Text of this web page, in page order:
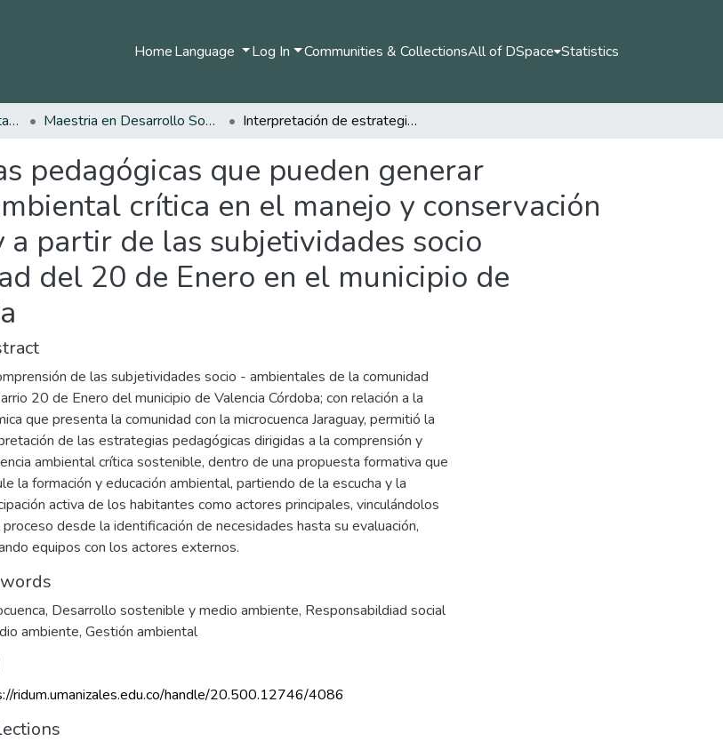
HomeLanguage Log In Communities & CollectionsAll of DSpace Statistics
Facultad de Ciencias Contables Económicas y Administrativas Maestria en Desarrollo Sostenible y Medio Ambiente Interpretación de estrategias pedagógicas que pueden generar comprensión y conciencia ambiental crítica en el manejo y conservación de la microcuenca Jaraguay a partir de las subjetividades socio ambientales de la comunidad del 20 de Enero en el municipio de Valencia Córdoba, Colombia
pedagógicas que pueden generar
crítica en el manejo y conservación
a partir de las subjetividades socio
del 20 de Enero en el municipio de
de las subjetividades socio - ambientales de la comunidad
20 de Enero del municipio de Valencia Córdoba; con relación a la
que presenta la comunidad con la microcuenca Jaraguay, permitió la
de las estrategias pedagógicas dirigidas a la comprensión y
ambiental crítica sostenible, dentro de una propuesta formativa que
la formación y educación ambiental, partiendo de la escucha y la
activa de los habitantes como actores principales, vinculándolos
desde la identificación de necesidades hasta su evaluación,
equipos con los actores externos.
, Desarrollo sostenible y medio ambiente, Responsabildiad social
ambiente, Gestión ambiental
ridum.umanizales.edu.co/handle/20.500.12746/4086